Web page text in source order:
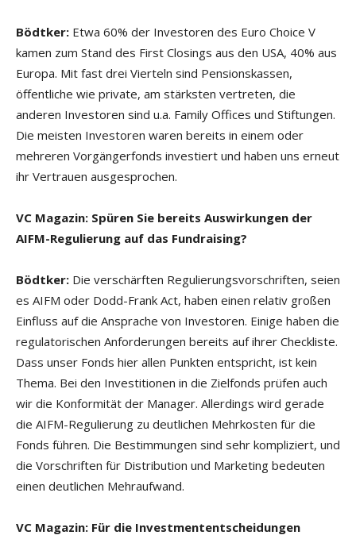
Bödtker: Etwa 60% der Investoren des Euro Choice V
kamen zum Stand des First Closings aus den USA, 40% aus
Europa. Mit fast drei Vierteln sind Pensionskassen,
öffentliche wie private, am stärksten vertreten, die
anderen Investoren sind u.a. Family Offices und Stiftungen.
Die meisten Investoren waren bereits in einem oder
mehreren Vorgängerfonds investiert und haben uns erneut
ihr Vertrauen ausgesprochen.
VC Magazin: Spüren Sie bereits Auswirkungen der
AIFM-Regulierung auf das Fundraising?
Bödtker: Die verschärften Regulierungsvorschriften, seien
es AIFM oder Dodd-Frank Act, haben einen relativ großen
Einfluss auf die Ansprache von Investoren. Einige haben die
regulatorischen Anforderungen bereits auf ihrer Checkliste.
Dass unser Fonds hier allen Punkten entspricht, ist kein
Thema. Bei den Investitionen in die Zielfonds prüfen auch
wir die Konformität der Manager. Allerdings wird gerade
die AIFM-Regulierung zu deutlichen Mehrkosten für die
Fonds führen. Die Bestimmungen sind sehr kompliziert, und
die Vorschriften für Distribution und Marketing bedeuten
einen deutlichen Mehraufwand.
VC Magazin: Für die Investmententscheidungen